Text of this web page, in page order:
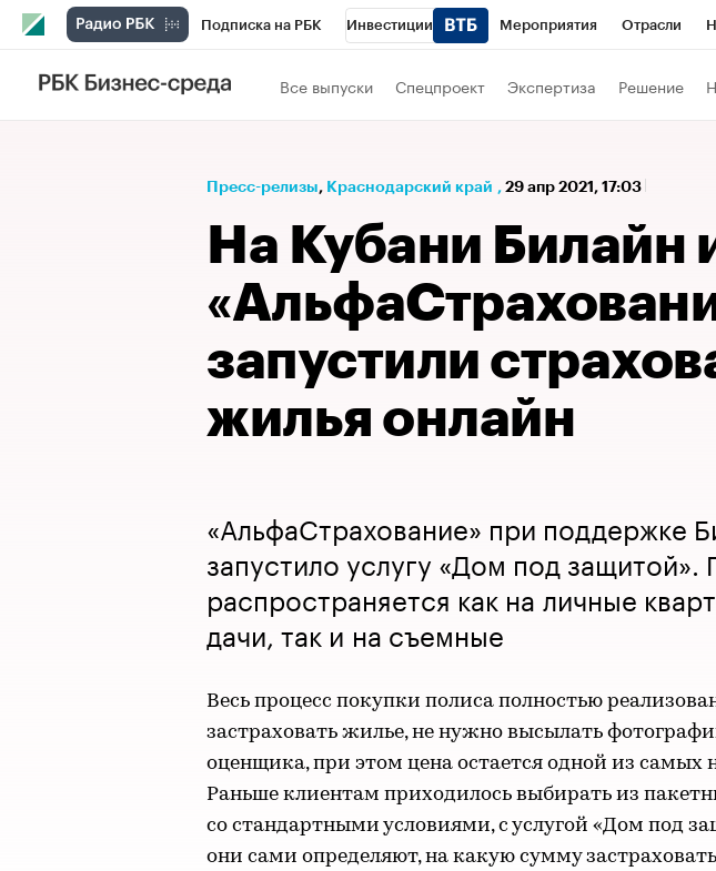
Подписка на РБК Инвестиции Мероприятия Отрасли
Телеканал
Спецпроекты Проверка контрагентов Политика Экономика
Рынок наличной валюты
Все выпуски Спецпроект Экспертиза Решение
Пресс-релизы⁠, Краснодарский край , 29 апр 2021, 17:03
На Кубани Билайн
запустили
жилья онлайн
«АльфаСтрахование» при поддержке
запустило услугу «Дом под защитой».
распространяется как на личные
дачи, так и на съемные
Весь процесс покупки полиса полностью
застраховать жилье, не нужно высылать
оценщика, при этом цена остается одной из самых
Раньше клиентам приходилось выбирать из
со стандартными условиями, с услугой «Дом под
они сами определяют, на какую сумму